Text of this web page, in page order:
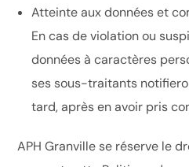
Atteinte aux données et
En cas de violation ou
données à caractères
ses sous-traitants
tard, après en avoir pris
APH Granville se réserve le